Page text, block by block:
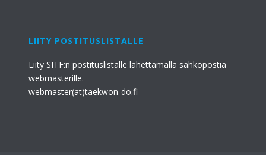
LIITY POSTITUSLISTALLE
Liity SITF:n postituslistalle lähettämällä sähköpostia
webmasterille.
webmaster(at)taekwon-do.fi